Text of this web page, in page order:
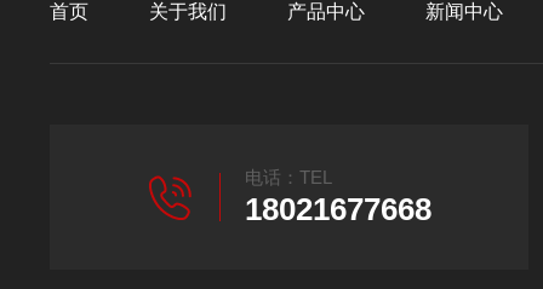
首页 关于我们 产品中心 新闻中心
电话：TEL
18021677668